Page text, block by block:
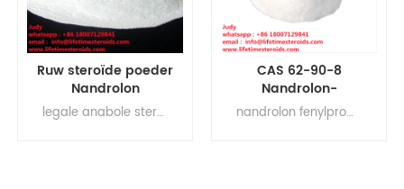
CAS 62-90-8
Nandrolon-
fenylpropionaatnandrolon fenylpropionaat reddit, nandrolon fenylpropionaat recept, nandrolon fenylpropionaat gebruik, nandrolon fenylpropionaat injectie gebruik, nandrolon fenylpropionaat (npp), nandrolon fenylpropionaat gebruik
Wettelijke spiergroei
Nandrolon
fenylpropionaat
deca durabolin NPP
durabolin nandrolon-fenylpropionaat, nandrolon-fenylpropionaat alfa-pharma, nandrolon en fenylpropionaat, nandrolon-decanoaat-alfa-pharma, nandrolon-fenylpropionaat voordelen